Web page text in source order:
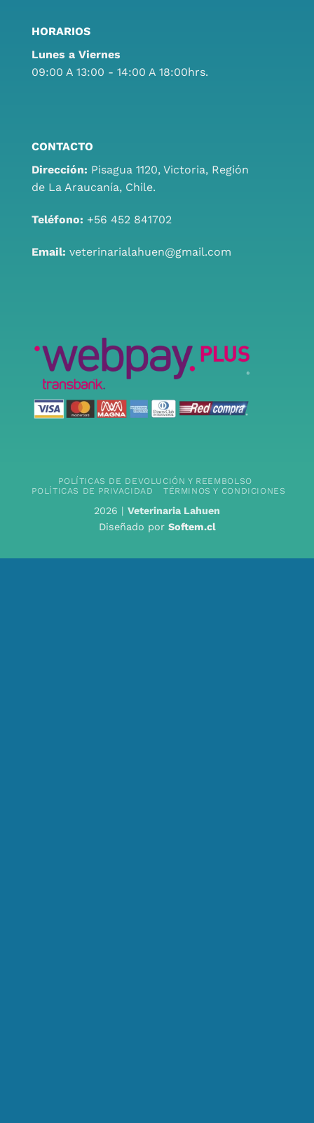
HORARIOS
Lunes a Viernes
09:00 A 13:00 - 14:00 A 18:00hrs.
CONTACTO
Dirección: Pisagua 1120, Victoria, Región
de La Araucanía, Chile.
Teléfono: +56 452 841702
Email: veterinarialahuen@gmail.com
POLÍTICAS DE DEVOLUCIÓN Y REEMBOLSO
POLÍTICAS DE PRIVACIDAD
TÉRMINOS Y CONDICIONES
2026 | Veterinaria Lahuen
Diseñado por Softem.cl